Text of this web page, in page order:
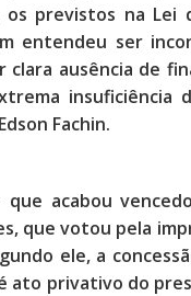
os previstos na
entendeu ser
ausência de
Fachin.
que acabou
que votou pela
ele, a
ato privativo do